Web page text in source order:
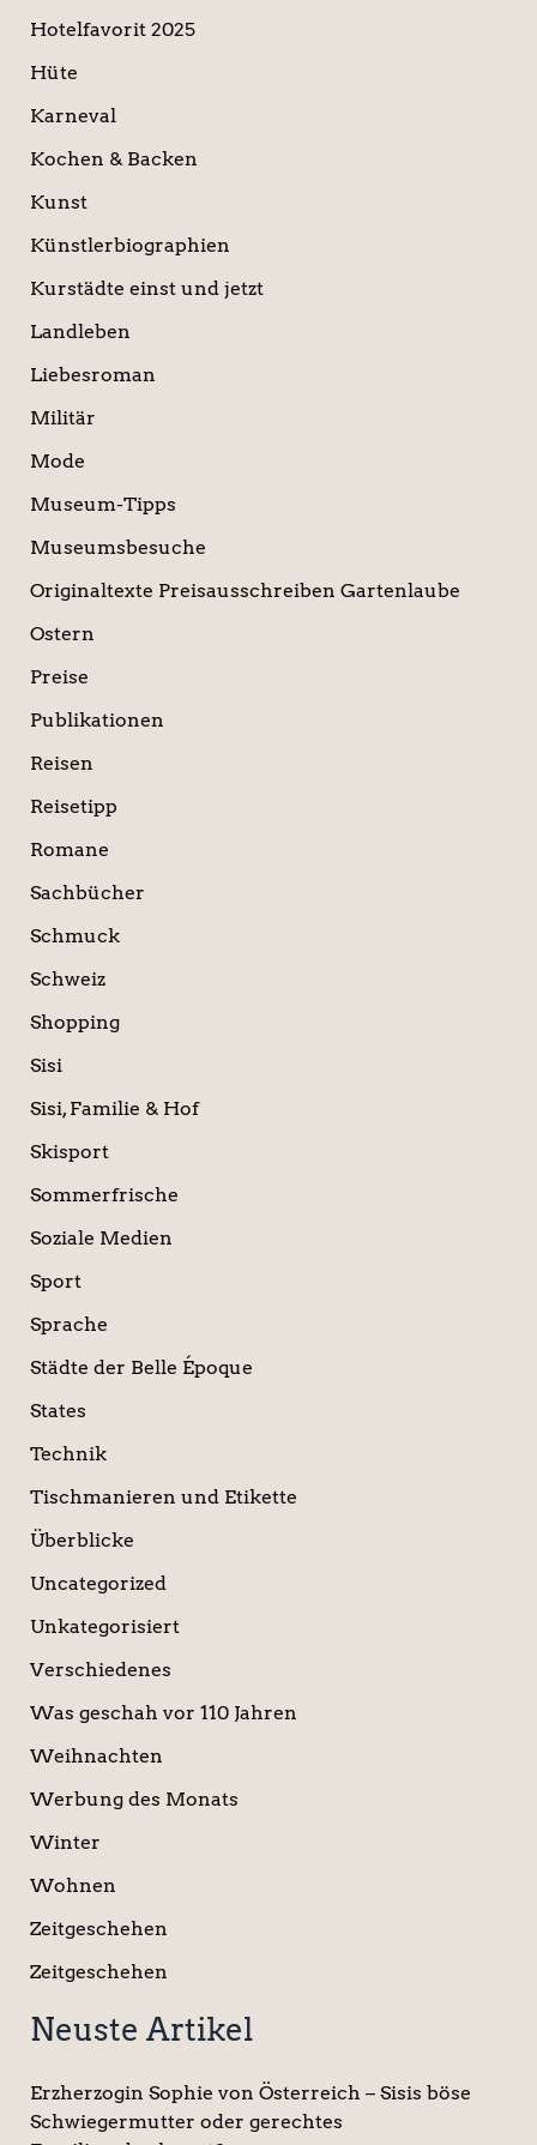
Hotelfavorit 2025
Hüte
Karneval
Kochen & Backen
Kunst
Künstlerbiographien
Kurstädte einst und jetzt
Landleben
Liebesroman
Militär
Mode
Museum-Tipps
Museumsbesuche
Originaltexte Preisausschreiben Gartenlaube
Ostern
Preise
Publikationen
Reisen
Reisetipp
Romane
Sachbücher
Schmuck
Schweiz
Shopping
Sisi
Sisi, Familie & Hof
Skisport
Sommerfrische
Soziale Medien
Sport
Sprache
Städte der Belle Époque
States
Technik
Tischmanieren und Etikette
Überblicke
Uncategorized
Unkategorisiert
Verschiedenes
Was geschah vor 110 Jahren
Weihnachten
Werbung des Monats
Winter
Wohnen
Zeitgeschehen
Zeitgeschehen
Neuste Artikel
Erzherzogin Sophie von Österreich – Sisis böse
Schwiegermutter oder gerechtes